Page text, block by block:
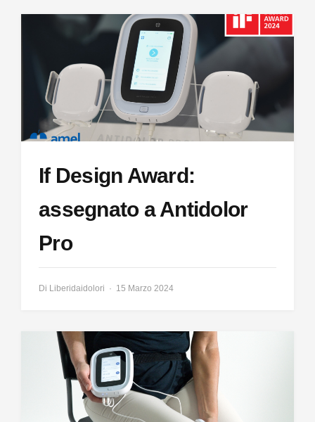
If Design Award:
assegnato a Antidolor
Pro
Di Liberidaidolori 15 Marzo 2024